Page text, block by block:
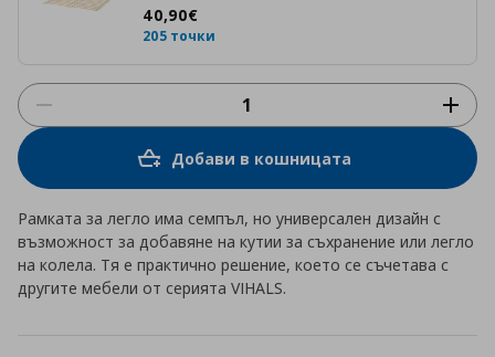
40,90€
Цена40,90 €
205 точки
Добави в кошницата
Рамката за легло има семпъл, но универсален дизайн с
възможност за добавяне на кутии за съхранение или легло
на колела. Тя е практично решение, което се съчетава с
другите мебели от серията VIHALS.